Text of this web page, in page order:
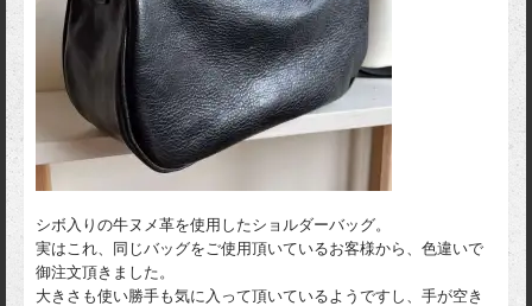
シボ入りの牛ヌメ革を使用したショルダーバッグ。
実はこれ、同じバッグをご使用頂いているお客様から、色違いで
御注文頂きました。
大きさも使い勝手も気に入って頂いているようですし、手が空き